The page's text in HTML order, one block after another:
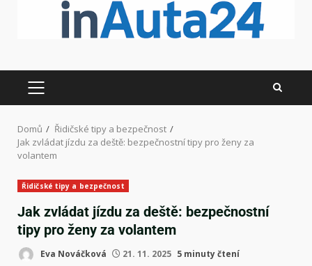
Domů
Řidičské tipy a bezpečnost
Jak zvládat jízdu za deště: bezpečnostní tipy pro ženy za
volantem
Řidičské tipy a bezpečnost
Jak zvládat jízdu za deště: bezpečnostní
tipy pro ženy za volantem
Eva Nováčková 21. 11. 2025 5 minuty čtení